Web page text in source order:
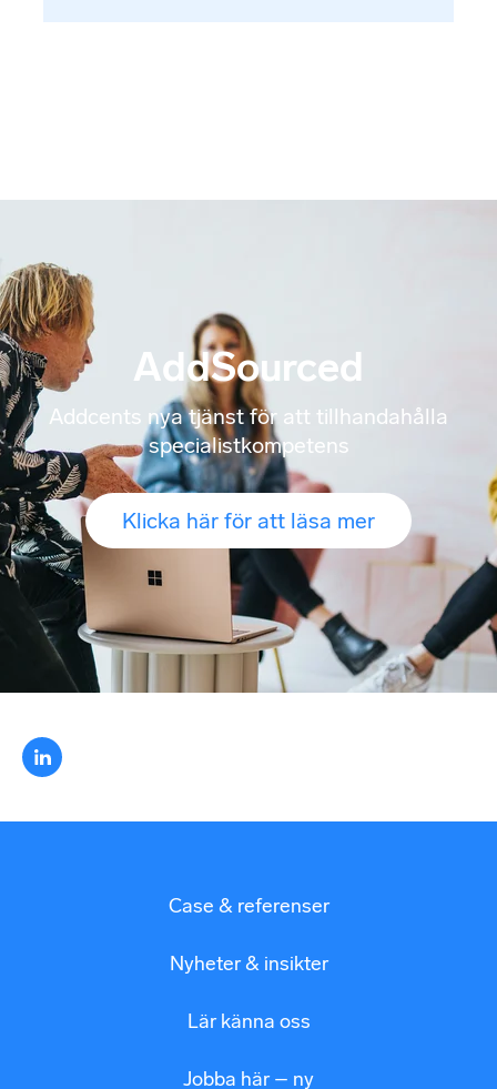
AddSourced
Addcents nya tjänst för att tillhandahålla
specialistkompetens
Klicka här för att läsa mer
Case & referenser
Nyheter & insikter
Lär känna oss
Jobba här – ny